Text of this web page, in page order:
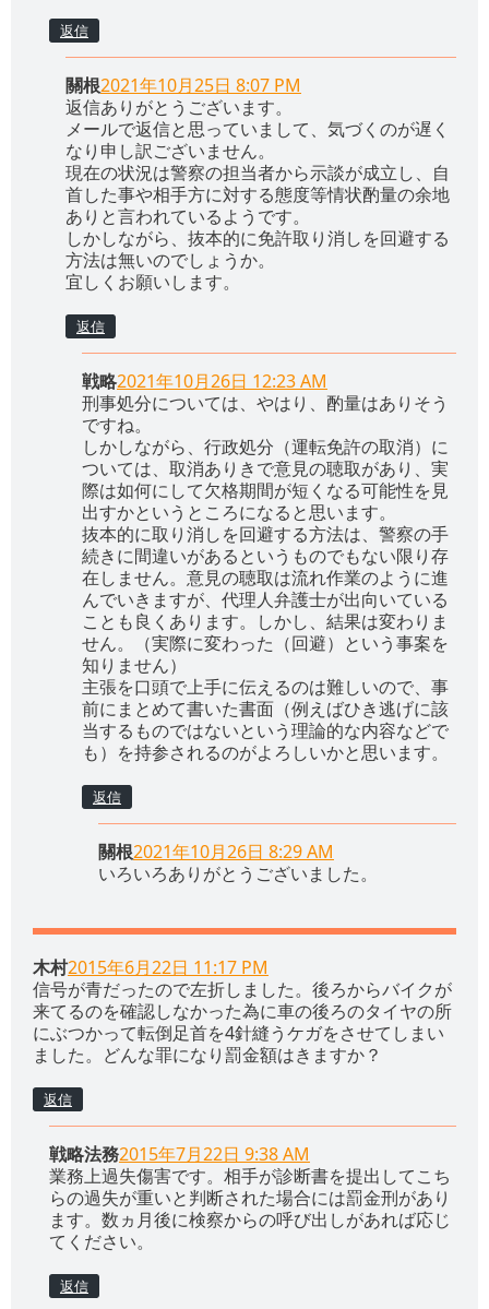
返信
關根2021年10月25日 8:07 PM
返信ありがとうございます。
メールで返信と思っていまして、気づくのが遅く
なり申し訳ございません。
現在の状況は警察の担当者から示談が成立し、自
首した事や相手方に対する態度等情状酌量の余地
ありと言われているようです。
しかしながら、抜本的に免許取り消しを回避する
方法は無いのでしょうか。
宜しくお願いします。
返信
戦略2021年10月26日 12:23 AM
刑事処分については、やはり、酌量はありそう
ですね。
しかしながら、行政処分（運転免許の取消）に
ついては、取消ありきで意見の聴取があり、実
際は如何にして欠格期間が短くなる可能性を見
出すかというところになると思います。
抜本的に取り消しを回避する方法は、警察の手
続きに間違いがあるというものでもない限り存
在しません。意見の聴取は流れ作業のように進
んでいきますが、代理人弁護士が出向いている
ことも良くあります。しかし、結果は変わりま
せん。（実際に変わった（回避）という事案を
知りません）
主張を口頭で上手に伝えるのは難しいので、事
前にまとめて書いた書面（例えばひき逃げに該
当するものではないという理論的な内容などで
も）を持参されるのがよろしいかと思います。
返信
關根2021年10月26日 8:29 AM
いろいろありがとうございました。
木村2015年6月22日 11:17 PM
信号が青だったので左折しました。後ろからバイクが
来てるのを確認しなかった為に車の後ろのタイヤの所
にぶつかって転倒足首を4針縫うケガをさせてしまい
ました。どんな罪になり罰金額はきますか？
返信
戦略法務2015年7月22日 9:38 AM
業務上過失傷害です。相手が診断書を提出してこち
らの過失が重いと判断された場合には罰金刑があり
ます。数ヵ月後に検察からの呼び出しがあれば応じ
てください。
返信